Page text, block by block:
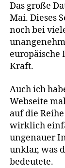
Das große
Mai. Dieses
noch bei
europäische
Kraft.
Auch ich
Webseite
auf die
wirklich
ungenauer
unklar, was
bedeutete.